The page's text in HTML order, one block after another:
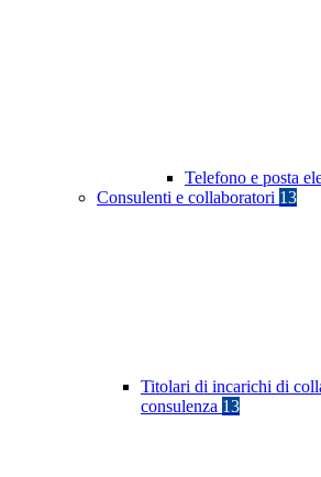
Telefono e posta
Consulenti e collaboratori 13
Titolari di incarichi di
consulenza 13